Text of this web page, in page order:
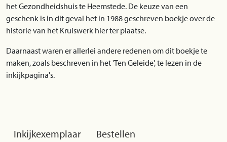
het Gezondheidshuis te Heemstede. De keuze van een
geschenk is in dit geval het in 1988 geschreven boekje over de
historie van het Kruiswerk hier ter plaatse.
Daarnaast waren er allerlei andere redenen om dit boekje te
maken, zoals beschreven in het 'Ten Geleide', te lezen in de
inkijkpagina's.
Inkijkexemplaar Bestellen